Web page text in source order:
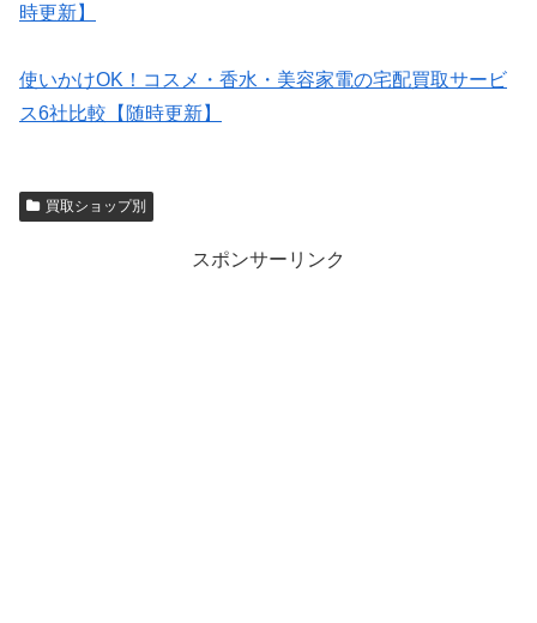
時更新】
使いかけOK！コスメ・香水・美容家電の宅配買取サービ
ス6社比較【随時更新】
買取ショップ別
スポンサーリンク